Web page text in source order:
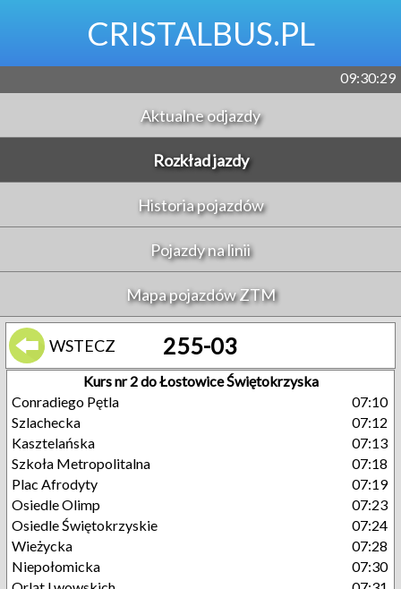
CRISTALBUS.PL
09:30:30
Aktualne odjazdy
Rozkład jazdy
Historia pojazdów
Pojazdy na linii
Mapa pojazdów ZTM
WSTECZ 255-03
Kurs nr 2 do Łostowice Świętokrzyska
Conradiego Pętla
07:10
Szlachecka
07:12
Kasztelańska
07:13
Szkoła Metropolitalna
07:18
Plac Afrodyty
07:19
Osiedle Olimp
07:23
Osiedle Świętokrzyskie
07:24
Wieżycka
07:28
Niepołomicka
07:30